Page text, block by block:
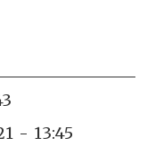
- 13:45